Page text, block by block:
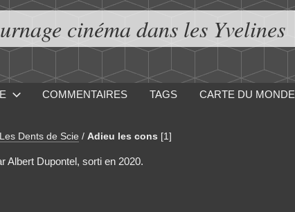
cinéma dans les Yvelines
COMMENTAIRES TAGS CARTE DU MONDE
Dents de Scie / Adieu les cons [1]
Albert Dupontel, sorti en 2020.